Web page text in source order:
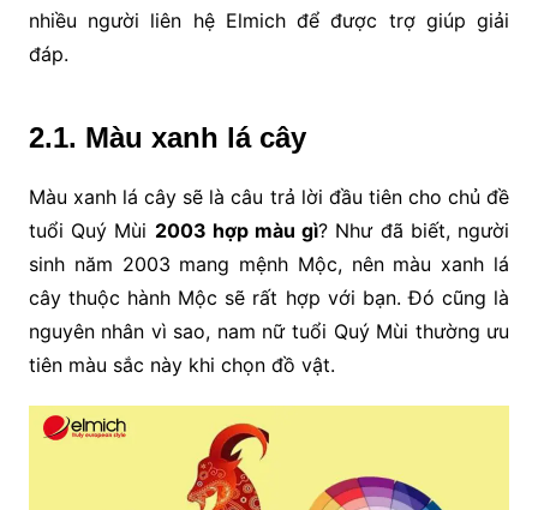
nhiều người liên hệ Elmich để được trợ giúp giải
đáp.
2.1. Màu xanh lá cây
Màu xanh lá cây sẽ là câu trả lời đầu tiên cho chủ đề
tuổi Quý Mùi 2003 hợp màu gì? Như đã biết, người
sinh năm 2003 mang mệnh Mộc, nên màu xanh lá
cây thuộc hành Mộc sẽ rất hợp với bạn. Đó cũng là
nguyên nhân vì sao, nam nữ tuổi Quý Mùi thường ưu
tiên màu sắc này khi chọn đồ vật.